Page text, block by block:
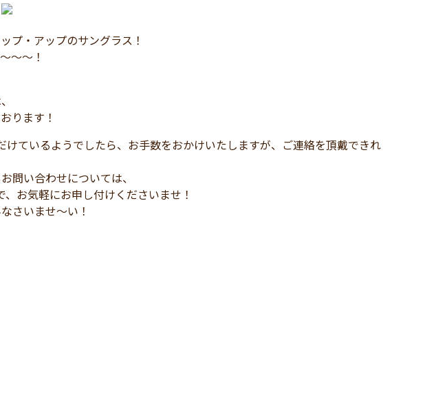
プ・アップのサングラス！
～～！
ます！
けているようでしたら、お手数をおかけいたしますが、ご連絡を頂戴できれ
問い合わせについては、
気軽にお申し付けくださいませ！
さいませ～い！